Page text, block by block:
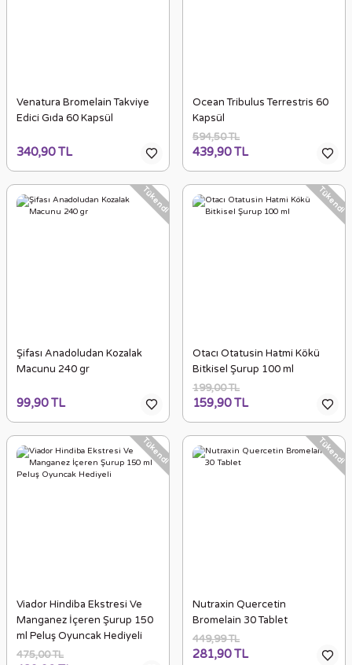
Venatura Bromelain Takviye
Edici Gıda 60 Kapsül
340,90 TL
Ocean Tribulus Terrestris 60
Kapsül
594,50 TL
439,90 TL
Tükendi
Şifası Anadoludan Kozalak
Macunu 240 gr
99,90 TL
Tükendi
Otacı Otatusin Hatmi Kökü
Bitkisel Şurup 100 ml
199,00 TL
159,90 TL
Tükendi
Viador Hindiba Ekstresi Ve
Manganez İçeren Şurup 150
ml Peluş Oyuncak Hediyeli
475,00 TL
Tükendi
Nutraxin Quercetin
Bromelain 30 Tablet
449,99 TL
281,90 TL